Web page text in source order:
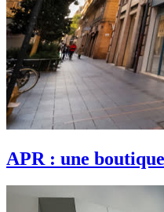
APR : une